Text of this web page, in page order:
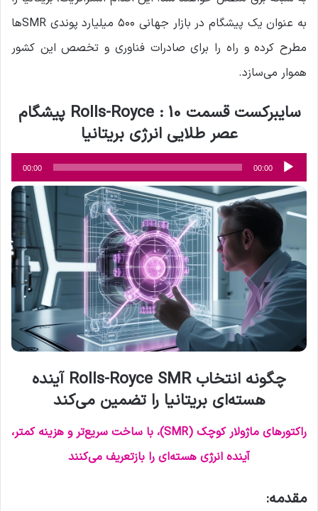
به عنوان یک پیشگام در بازار جهانی ۵۰۰ میلیارد پوندی SMRها
مطرح کرده و راه را برای صادرات فناوری و تخصص این کشور
هموار می‌سازد.
سایبرکست قسمت 10 : Rolls-Royce پیشگام
عصر طلایی انرژی بریتانیا
پخش‌کننده
صوت
00:00
00:00
چگونه انتخاب Rolls-Royce SMR آینده
هسته‌ای بریتانیا را تضمین می‌کند
راکتورهای ماژولار کوچک (SMR)، با ساخت سریع‌تر و هزینه کمتر،
آینده انرژی هسته‌ای را بازتعریف می‌کنند
مقدمه: